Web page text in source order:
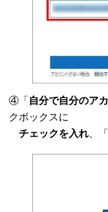
④「 自分で自分のア
クボックスに
チェックを入れ、「